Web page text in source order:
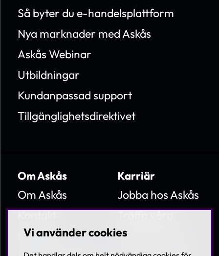
Så byter du e-handelsplattform
Nya marknader med Askås
Askås Webinar
Utbildningar
Kundanpassad support
Tillgänglighetsdirektivet
Om Askås
Om Askås
Nyheter
Karriär
Jobba hos Askås
medarbetare
Lediga tjänster
Vi använder cookies